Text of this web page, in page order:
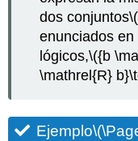
dos conjuntos
enunciados
lógicos,\({b
\mathrel{R}
Ejemplo